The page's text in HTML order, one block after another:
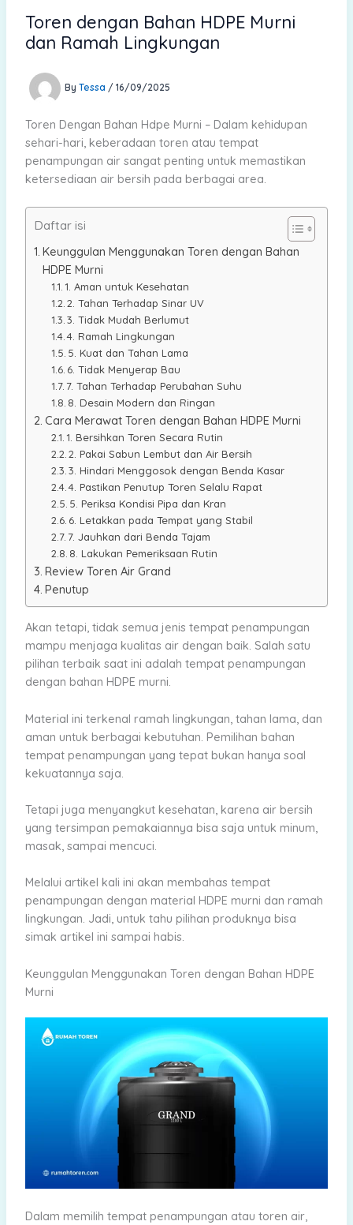
Toren dengan Bahan HDPE Murni
dan Ramah Lingkungan
By Tessa / 16/09/2025
Toren Dengan Bahan Hdpe Murni – Dalam kehidupan
sehari-hari, keberadaan toren atau tempat
penampungan air sangat penting untuk memastikan
ketersediaan air bersih pada berbagai area.
Daftar isi
Keunggulan Menggunakan Toren dengan Bahan
HDPE Murni
1. Aman untuk Kesehatan
2. Tahan Terhadap Sinar UV
3. Tidak Mudah Berlumut
4. Ramah Lingkungan
5. Kuat dan Tahan Lama
6. Tidak Menyerap Bau
7. Tahan Terhadap Perubahan Suhu
8. Desain Modern dan Ringan
Cara Merawat Toren dengan Bahan HDPE Murni
1. Bersihkan Toren Secara Rutin
2. Pakai Sabun Lembut dan Air Bersih
3. Hindari Menggosok dengan Benda Kasar
4. Pastikan Penutup Toren Selalu Rapat
5. Periksa Kondisi Pipa dan Kran
6. Letakkan pada Tempat yang Stabil
7. Jauhkan dari Benda Tajam
8. Lakukan Pemeriksaan Rutin
Review Toren Air Grand
Penutup
Akan tetapi, tidak semua jenis tempat penampungan
mampu menjaga kualitas air dengan baik. Salah satu
pilihan terbaik saat ini adalah tempat penampungan
dengan bahan HDPE murni.
Material ini terkenal ramah lingkungan, tahan lama, dan
aman untuk berbagai kebutuhan. Pemilihan bahan
tempat penampungan yang tepat bukan hanya soal
kekuatannya saja.
Tetapi juga menyangkut kesehatan, karena air bersih
yang tersimpan pemakaiannya bisa saja untuk minum,
masak, sampai mencuci.
Melalui artikel kali ini akan membahas tempat
penampungan dengan material HDPE murni dan ramah
lingkungan. Jadi, untuk tahu pilihan produknya bisa
simak artikel ini sampai habis.
Keunggulan Menggunakan Toren dengan Bahan HDPE
Murni
Dalam memilih tempat penampungan atau toren air,